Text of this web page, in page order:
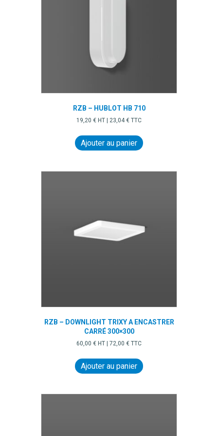
RZB – HUBLOT HB 710
19,20 € HT | 23,04€ TTC
Ajouter au panier
RZB – DOWNLIGHT TRIXY A ENCASTRER
CARRÉ 300×300
60,00 € HT | 72,00 € TTC
Ajouter au panier